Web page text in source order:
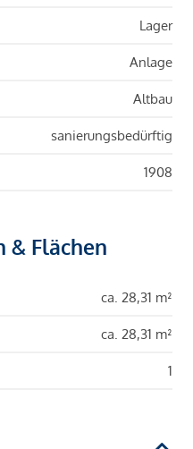
Lager
Anlage
Altbau
sanierungsbedürftig
1908
& Flächen
ca. 28,31 m²
ca. 28,31 m²
1